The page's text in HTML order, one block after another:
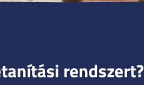
rendszert?